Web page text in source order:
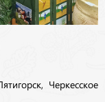
Черкесское